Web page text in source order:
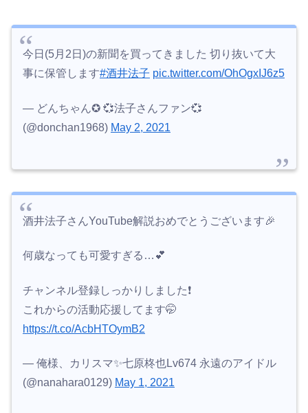
今日(5月2日)の新聞を買ってきました 切り抜いて大
事に保管します#酒井法子 pic.twitter.com/OhOgxIJ6z5
— どんちゃん✪ 💞法子さんファン💞
(@donchan1968) May 2, 2021
酒井法子さんYouTube解説おめでとうございます🎉
何歳なっても可愛すぎる…💕
チャンネル登録しっかりしました❗️
これからの活動応援してます🤭
https://t.co/AcbHTOymB2
— 俺様、カリスマ✨七原柊也Lv674 永遠のアイドル
(@nanahara0129) May 1, 2021